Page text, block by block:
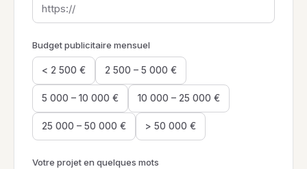
Budget publicitaire mensuel
< 2 500 € 2 500 – 5 000 €
5 000 – 10 000 € 10 000 – 25 000 €
25 000 – 50 000 € > 50 000 €
Votre projet en quelques mots